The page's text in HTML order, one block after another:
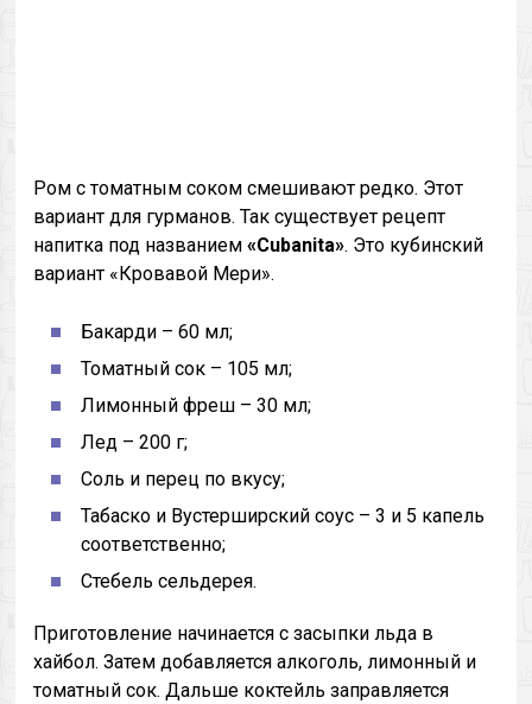
Ром с томатным соком смешивают редко. Этот
вариант для гурманов. Так существует рецепт
напитка под названием«Cubanita». Это кубинский
вариант «Кровавой Мери».
Бакарди – 60 мл;
Томатный сок – 105 мл;
Лимонный фреш – 30 мл;
Лед – 200 г;
Соль и перец по вкусу;
Табаско и Вустерширский соус – 3 и 5 капель
соответственно;
Стебель сельдерея.
Приготовление начинается с засыпки льда в
хайбол. Затем добавляется алкоголь, лимонный и
томатный сок. Дальше коктейль заправляется